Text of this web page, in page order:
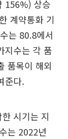
156%) 상승
계약통화 기
는 80.8에서
지수는 각 품
품목이 해외
준다.
시기는 지
는 2022년